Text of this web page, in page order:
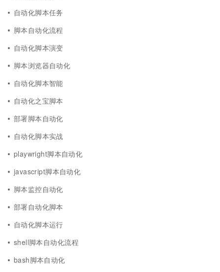
自动化脚本任务
脚本自动化流程
自动化脚本演变
脚本浏览器自动化
自动化脚本智能
自动化之宝脚本
部署脚本自动化
自动化脚本实战
playwright脚本自动化
javascript脚本自动化
脚本监控自动化
部署自动化脚本
自动化脚本运行
shell脚本自动化流程
bash脚本自动化